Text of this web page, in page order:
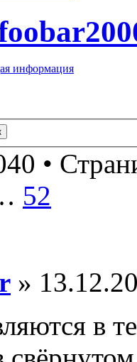
информация
•
52
»
в